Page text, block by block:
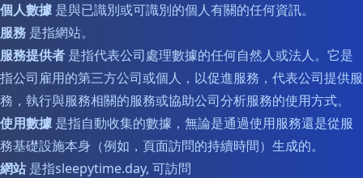
個人數據 是與已識別或可識別的個人有關的任何資訊。
服務 是指網站。
服務提供者 是指代表公司處理數據的任何自然人或法人。它是
指公司雇用的第三方公司或個人，以促進服務，代表公司提供服
務，執行與服務相關的服務或協助公司分析服務的使用方式。
使用數據 是指自動收集的數據，無論是通過使用服務還是從服
務基礎設施本身（例如，頁面訪問的持續時間）生成的。
網站是指sleepytime.day, 可訪問